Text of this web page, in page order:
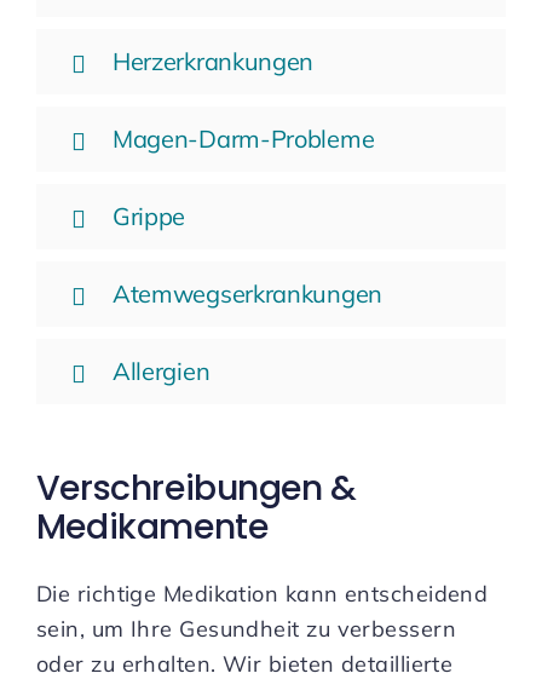
Herzerkrankungen
Magen-Darm-Probleme
Grippe
Atemwegserkrankungen
Allergien
Verschreibungen &
Medikamente
Die richtige Medikation kann entscheidend
sein, um Ihre Gesundheit zu verbessern
oder zu erhalten. Wir bieten detaillierte